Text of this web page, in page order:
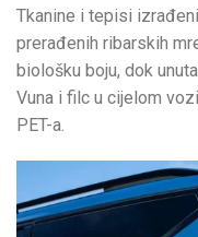
Tkanine i tepisi
prerađenih ribarskih
biološku boju, dok
Vuna i filc u cijelom
PET-a.